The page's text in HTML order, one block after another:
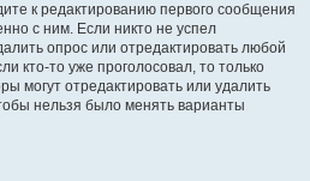
к редактированию первого сообщения
с ним. Если никто не успел
опрос или отредактировать любой
кто-то уже проголосовал, то только
могут отредактировать или удалить
нельзя было менять варианты